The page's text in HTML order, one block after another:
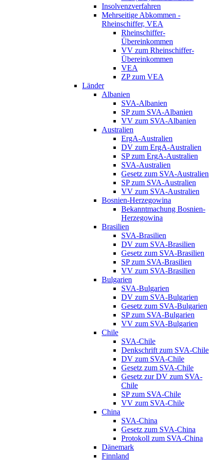
Insolvenzverfahren
Mehrseitige Abkommen -
Rheinschiffer, VEA
Rheinschiffer-
Übereinkommen
VV zum Rheinschiffer-
Übereinkommen
VEA
ZP zum VEA
Länder
Albanien
SVA-Albanien
SP zum SVA-Albanien
VV zum SVA-Albanien
Australien
ErgA-Australien
DV zum ErgA-Australien
SP zum ErgA-Australien
SVA-Australien
Gesetz zum SVA-Australien
SP zum SVA-Australien
VV zum SVA-Australien
Bosnien-Herzegowina
Bekanntmachung Bosnien-
Herzegowina
Brasilien
SVA-Brasilien
DV zum SVA-Brasilien
Gesetz zum SVA-Brasilien
SP zum SVA-Brasilien
VV zum SVA-Brasilien
Bulgarien
SVA-Bulgarien
DV zum SVA-Bulgarien
Gesetz zum SVA-Bulgarien
SP zum SVA-Bulgarien
VV zum SVA-Bulgarien
Chile
SVA-Chile
Denkschrift zum SVA-Chile
DV zum SVA-Chile
Gesetz zum SVA-Chile
Gesetz zur DV zum SVA-
Chile
SP zum SVA-Chile
VV zum SVA-Chile
China
SVA-China
Gesetz zum SVA-China
Protokoll zum SVA-China
Dänemark
Finnland